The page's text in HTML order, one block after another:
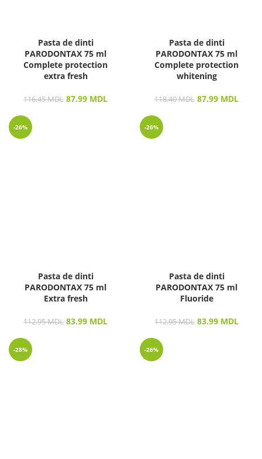
Pasta de dinti
PARODONTAX 75 ml
Complete protection
extra fresh
116.45MDL 87.99 MDL
Pasta de dinti
PARODONTAX 75 ml
Complete protection
whitening
118.40MDL 87.99 MDL
-26%
Pasta de dinti
PARODONTAX 75 ml
Extra fresh
112.95MDL 83.99 MDL
-26%
Pasta de dinti
PARODONTAX 75 ml
Fluoride
112.95MDL 83.99 MDL
-28% -26%